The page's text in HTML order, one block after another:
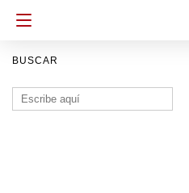
BUSCAR
Buscar: